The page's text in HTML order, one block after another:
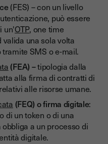
(FES) – con un livello
può essere
un'OTP, one time
una sola volta
SMS o e-mail.
(FEA) –tipologia dalla
alla firma di contratti di
alle risorse umane.
(FEQ) o firma digitale:
di un token o di una
a un processo di
digitale.